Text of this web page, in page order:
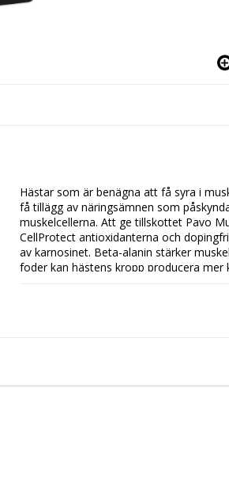
Hästar som är benägna att få syra i
få tillägg av näringsämnen som
muskelcellerna. Att ge tillskottet Pavo
CellProtect antioxidanterna och
av karnosinet. Beta-alanin stärker
foder kan hästens kropp producera